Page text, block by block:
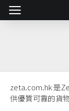
zeta.com.hk 是
供優質可靠的貨